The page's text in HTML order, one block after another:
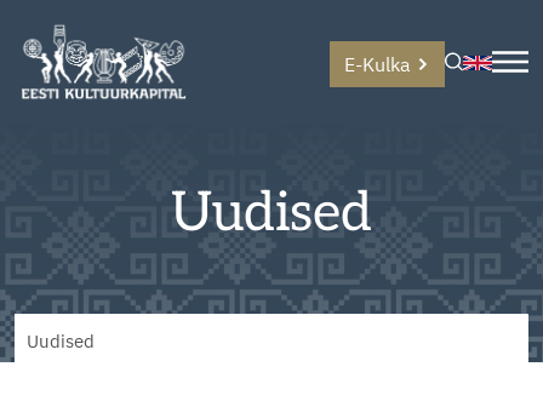
E-Kulka
Uudised
Uudised